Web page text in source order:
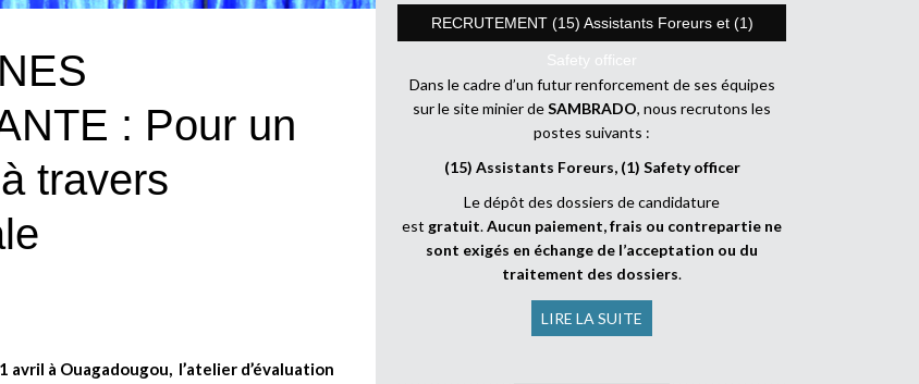
: Pour un
travers
avril à Ouagadougou, l’atelier d’évaluation
RECRUTEMENT (15) Assistants Foreurs et (1)
Safety officer
Dans le cadre d’un futur renforcement de ses équipes
sur le site minier deSAMBRADO, nous recrutons les
postes suivants :
(15) Assistants Foreurs, (1) Safety officer
Le dépôt des dossiers de candidature
est gratuit.Aucun paiement, frais ou contrepartie ne
sont exigés en échange de l’acceptation ou du
traitement des dossiers.
LIRE LA SUITE